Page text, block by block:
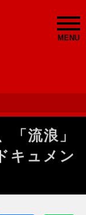
MENU
「流浪」
キュメン